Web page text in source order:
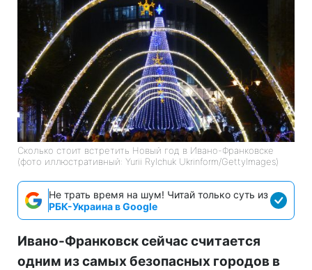
Сколько стоит встретить Новый год в Ивано-Франковске
(фото иллюстративный: Yurii Rylchuk Ukrinform/GettyImages)
Не трать время на шум! Читай только суть из
РБК-Украина в Google
Ивано-Франковск сейчас считается
одним из самых безопасных городов в